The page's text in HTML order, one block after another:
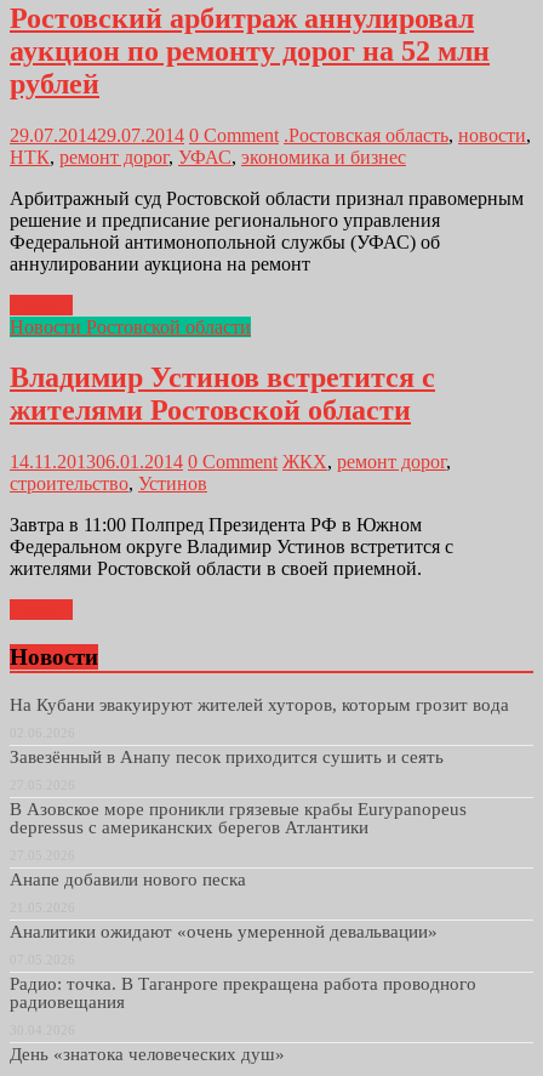
Ростовский арбитраж аннулировал
аукцион по ремонту дорог на 52 млн
рублей
29.07.201429.07.2014 0 Comment .Ростовская область, новости,
НТК, ремонт дорог, УФАС, экономика и бизнес
Арбитражный суд Ростовской области признал правомерным
решение и предписание регионального управления
Федеральной антимонопольной службы (УФАС) об
аннулировании аукциона на ремонт
Новости Ростовской области
Владимир Устинов встретится с
жителями Ростовской области
14.11.201306.01.2014 0 Comment ЖКХ, ремонт дорог,
строительство, Устинов
Завтра в 11:00 Полпред Президента РФ в Южном
Федеральном округе Владимир Устинов встретится с
жителями Ростовской области в своей приемной.
Новости
На Кубани эвакуируют жителей хуторов, которым грозит вода
Завезённый в Анапу песок приходится сушить и сеять
В Азовское море проникли грязевые крабы Eurypanopeus
depressus с американских берегов Атлантики
Анапе добавили нового песка
Аналитики ожидают «очень умеренной девальвации»
Радио: точка. В Таганроге прекращена работа проводного
радиовещания
День «знатока человеческих душ»